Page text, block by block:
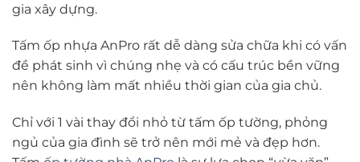
gia xây dựng.
Tấm ốp nhựa AnPro rất dễ dàng sửa chữa khi có vấn
đề phát sinh vì chúng nhẹ và có cấu trúc bền vững
nên không làm mất nhiều thời gian của gia chủ.
Chỉ với 1 vài thay đổi nhỏ từ tấm ốp tường, phỏng
ngủ của gia đình sẽ trở nên mới mẻ và đẹp hơn.